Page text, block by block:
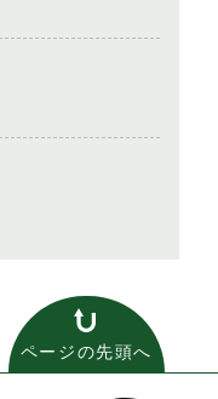
ページの先頭へ